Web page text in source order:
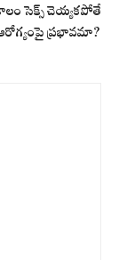
సెక్స్ చెయ్యకపోతే
ప్రభావమా?